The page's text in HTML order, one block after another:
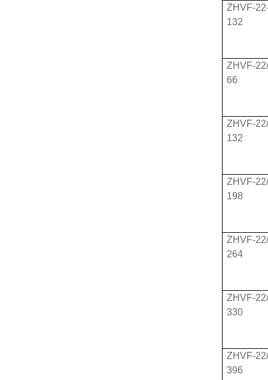
ZHVF-
132
ZHVF-
66
ZHVF-
132
ZHVF-
198
ZHVF-
264
ZHVF-
330
ZHVF-
396